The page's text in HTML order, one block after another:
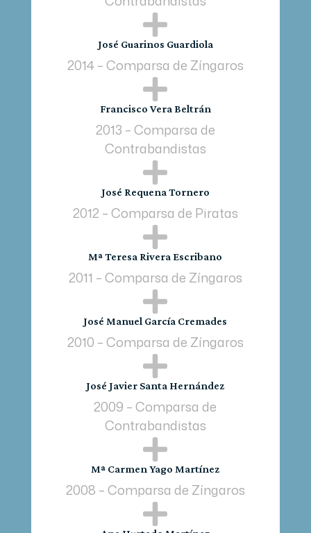

José Guarinos Guardiola
2014 – Comparsa de Zíngaros

Francisco Vera Beltrán
2013 – Comparsa de
Contrabandistas

José Requena Tornero
2012 – Comparsa de Piratas

Mª Teresa Rivera Escribano
2011 – Comparsa de Zíngaros

José Manuel García Cremades
2010 – Comparsa de Zíngaros

José Javier Santa Hernández
2009 – Comparsa de
Contrabandistas

Mª Carmen Yago Martínez
2008 – Comparsa de Zíngaros
